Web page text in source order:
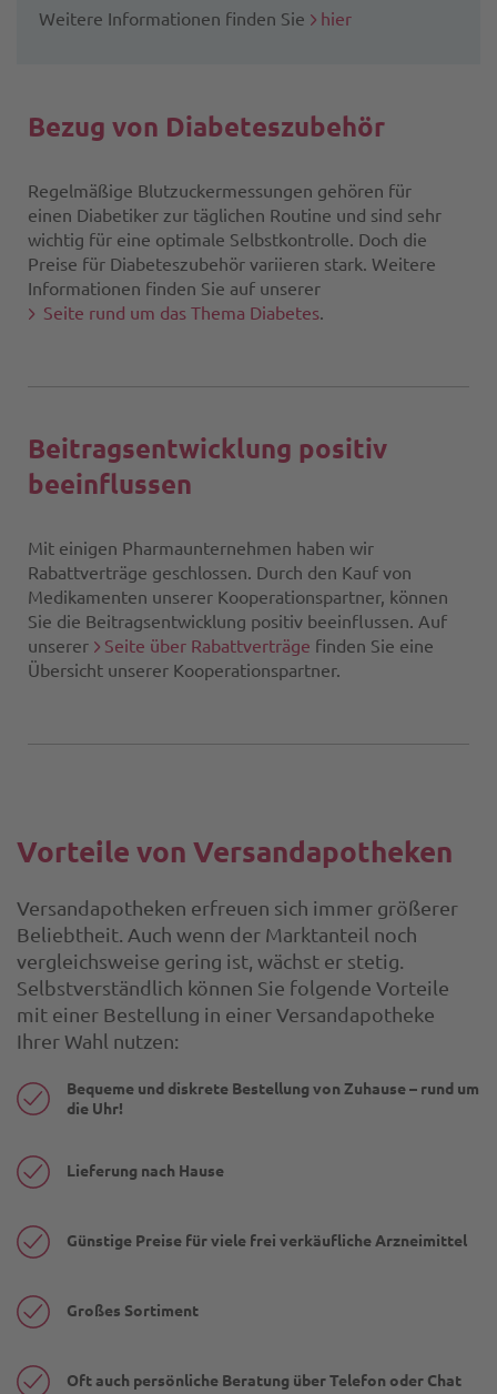
Weitere Informationen finden Sie hier
Bezug von Diabeteszubehör
Regelmäßige Blutzuckermessungen gehören für
einen Diabetiker zur täglichen Routine und sind sehr
wichtig für eine optimale Selbstkontrolle. Doch die
Preise für Diabeteszubehör variieren stark. Weitere
Informationen finden Sie auf unserer
Seite rund um das Thema Diabetes.
Beitragsentwicklung positiv
beeinflussen
Mit einigen Pharmaunternehmen haben wir
Rabattverträge geschlossen. Durch den Kauf von
Medikamenten unserer Kooperationspartner, können
Sie die Beitragsentwicklung positiv beeinflussen. Auf
unserer
Seite über Rabattverträge finden Sie eine
Übersicht unserer Kooperationspartner.
Vorteile von Versandapotheken
Versandapotheken erfreuen sich immer größerer
Beliebtheit. Auch wenn der Marktanteil noch
vergleichsweise gering ist, wächst er stetig.
Selbstverständlich können Sie folgende Vorteile
mit einer Bestellung in einer Versandapotheke
Ihrer Wahl nutzen:
Bequeme und diskrete Bestellung von Zuhause – rund um
die Uhr!
Lieferung nach Hause
Günstige Preise für viele frei verkäufliche Arzneimittel
Großes Sortiment
Oft auch persönliche Beratung über Telefon oder Chat